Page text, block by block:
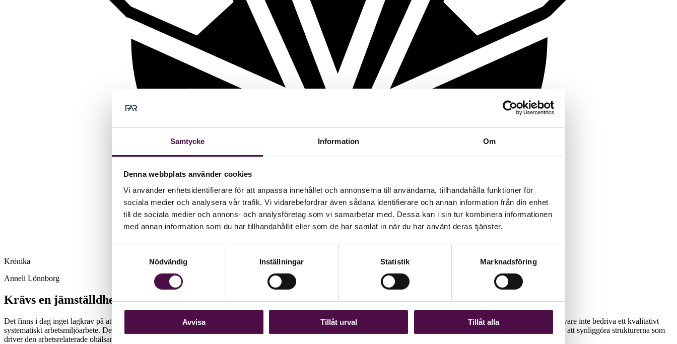
Samtycke Information Om
Denna webbplats använder cookies
Vi använder enhetsidentifierare för att anpassa innehållet och annonserna till användarna, tillhandahålla funktioner för
sociala medier och analysera vår trafik. Vi vidarebefordrar även sådana identifierare och annan information från din enhet
till de sociala medier och annons- och analysföretag som vi samarbetar med. Dessa kan i sin tur kombinera informationen
med annan information som du har tillhandahållit eller som de har samlat in när du har använt deras tjänster.
Nödvändig
Inställningar Statistik Marknadsföring
Avvisa Tillåt urval Tillåt alla
Krönika
Anneli Lönnborg
Krävs en jämställdhets­policy för en bra arbetsmiljö?
Det finns i dag inget lagkrav på att det på arbetsplatsen ska finnas en jämställdhetspolicy men Arbetsmiljöverket har tydligt uttalat att utan ett jämställdhetsperspektiv kan arbetsgivare inte bedriva ett kvalitativt
systematiskt arbetsmiljöarbete. Den slutsats Arbetsmiljöverket kom fram till efter en utredning om kvinnors arbetsmiljö var att arbetsmiljöarbete måste bedrivas genusmedvetet för att synliggöra strukturerna som
driver den arbetsrelaterade ohälsan.